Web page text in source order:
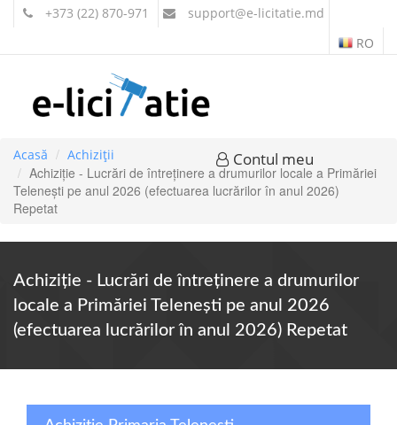
+373 (22) 870-971 support@e-licitatie.md
RO
Contul meu
Acasă Achiziții
Achiziție - Lucrări de întreținere a drumurilor locale a Primăriei
Telenești pe anul 2026 (efectuarea lucrărilor în anul 2026)
Repetat
Achiziție - Lucrări de întreținere a drumurilor
locale a Primăriei Telenești pe anul 2026
(efectuarea lucrărilor în anul 2026) Repetat